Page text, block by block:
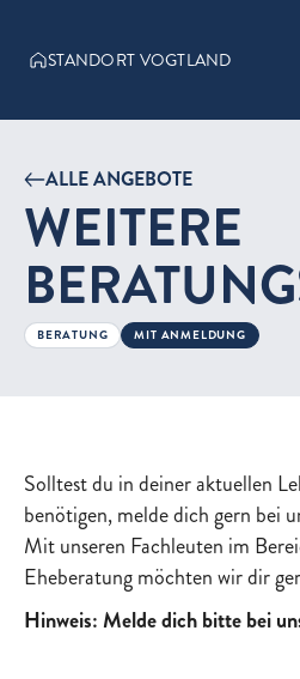
STANDORT VOGTLAND
ALLE ANGEBOTE
WEITERE
BERATUNG MIT ANMELDUNG
Solltest du in deiner aktuellen
benötigen, melde dich gern bei
Mit unseren Fachleuten im
Eheberatung möchten wir dir
Hinweis: Melde dich bitte bei